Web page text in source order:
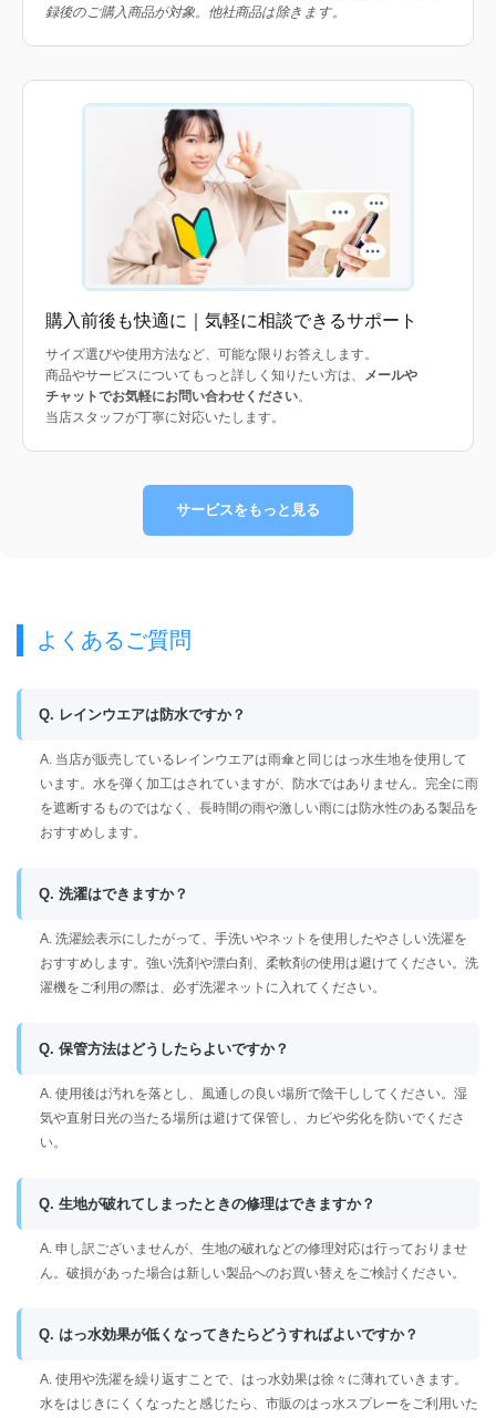
録後のご購入商品が対象。他社商品は除きます。
購入前後も快適に｜気軽に相談できるサポート
サイズ選びや使用方法など、可能な限りお答えします。
商品やサービスについてもっと詳しく知りたい方は、
メールや
チャットでお気軽にお問い合わせください。
当店スタッフが丁寧に対応いたします。
サービスをもっと見る
よくあるご質問
Q. レインウエアは防水ですか？
A. 当店が販売しているレインウエアは雨傘と同じはっ水生地を使用して
います。水を弾く加工はされていますが、防水ではありません。完全に雨
を遮断するものではなく、長時間の雨や激しい雨には防水性のある製品を
おすすめします。
Q. 洗濯はできますか？
A. 洗濯絵表示にしたがって、手洗いやネットを使用したやさしい洗濯を
おすすめします。強い洗剤や漂白剤、柔軟剤の使用は避けてください。洗
濯機をご利用の際は、必ず洗濯ネットに入れてください。
Q. 保管方法はどうしたらよいですか？
A. 使用後は汚れを落とし、風通しの良い場所で陰干ししてください。湿
気や直射日光の当たる場所は避けて保管し、カビや劣化を防いでくださ
い。
Q. 生地が破れてしまったときの修理はできますか？
A. 申し訳ございませんが、生地の破れなどの修理対応は行っておりませ
ん。破損があった場合は新しい製品へのお買い替えをご検討ください。
Q. はっ水効果が低くなってきたらどうすればよいですか？
A. 使用や洗濯を繰り返すことで、はっ水効果は徐々に薄れていきます。
水をはじきにくくなったと感じたら、市販のはっ水スプレーをご利用いた